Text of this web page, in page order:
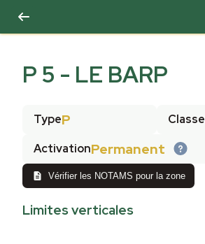
P 5 - LE BARP
TypeP Classe
ActivationPermanent
Vérifier les NOTAMS pour la zone
Limites verticales